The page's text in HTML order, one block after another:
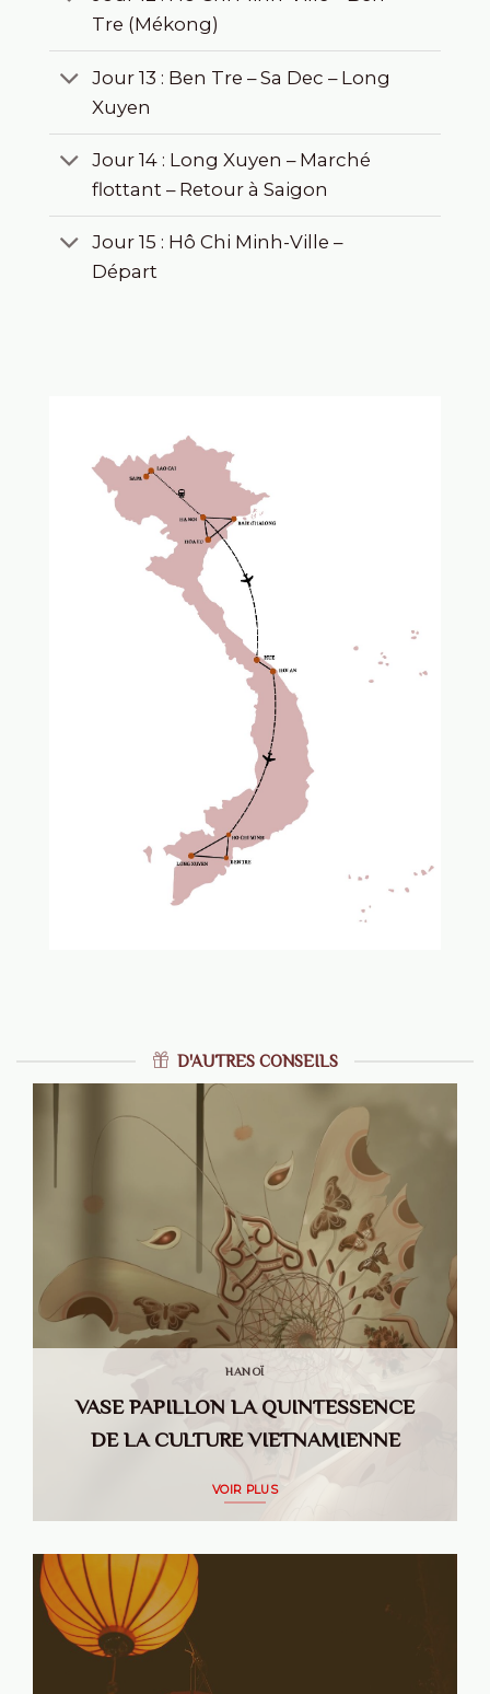
Tre (Mékong)
Jour 13 : Ben Tre – Sa Dec – Long
Xuyen
Jour 14 : Long Xuyen – Marché
flottant – Retour à Saigon
Jour 15 : Hô Chi Minh-Ville –
Départ
D'AUTRES CONSEILS
HANOÏ
VASE PAPILLON LA QUINTESSENCE
DE LA CULTURE VIETNAMIENNE
VOIR PLUS